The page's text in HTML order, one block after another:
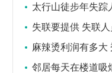
太行山徒步年失踪
失联要提供 失联
麻辣烫利润有多大
钱邻居每天在楼道吸